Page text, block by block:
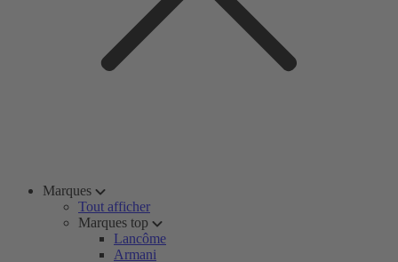
Marques
Tout afficher
Marques top
Lancôme
Armani